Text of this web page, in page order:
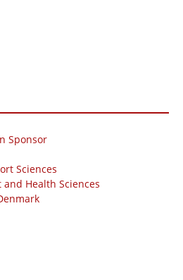
Sponsor
Sciences
Health Sciences